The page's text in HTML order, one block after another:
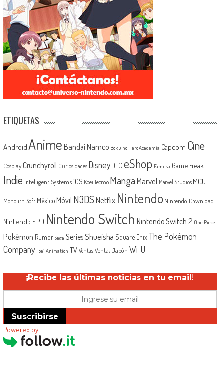
ETIQUETAS
Android Anime Bandai Namco Boku no Hero Academia Capcom Cine
Cosplay Crunchyroll Curiosidades Disney DLC eShop Famitsu Game Freak
Indie Intelligent Systems iOS Koei Tecmo MangaMarvel Marvel Studios MCU
Monolith Soft México Móvil N3DSNetflix Nintendo Nintendo Download
Nintendo EPD Nintendo Switch Nintendo Switch 2 One Piece
Pokémon Rumor Sega SeriesShueisha Square EnixThe Pokémon
Company Toei Animation TV Ventas Ventas Japón Wii U
¡Recibe las últimas noticias en tu email!
Suscribirse
Powered by